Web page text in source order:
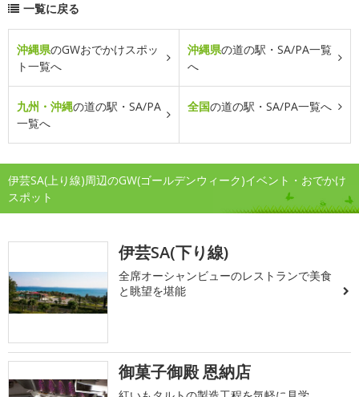
一覧に戻る
沖縄県のGWおでかけスポッ
ト一覧へ
沖縄県の道の駅・SA/PA一覧
へ
九州・沖縄の道の駅・SA/PA
一覧へ
全国の道の駅・SA/PA一覧へ
伊芸SA(上り線)周辺のGW(ゴールデンウィーク)イベント・おでかけ
スポット
伊芸SA(下り線)
全席オーシャンビューのレストランで美食
と眺望を堪能
御菓子御殿 恩納店